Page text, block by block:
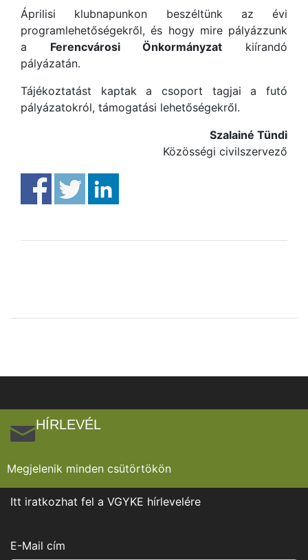
Áprilisi klubnapunkon beszéltünk az évi
programlehetőségekről, és hogy mire pályázzunk
a Ferencvárosi Önkormányzat kiírandó
pályázatán.
Tájékoztatást kaptak a csoport tagjai a futó
pályázatokról, támogatási lehetőségekről.
Szalainé Tündi
Közösségi civilszervező
HÍRLEVÉL
Megjelenik minden csütörtökön
Itt iratkozhat fel a VGYKE hírlevelére
E-Mail cím